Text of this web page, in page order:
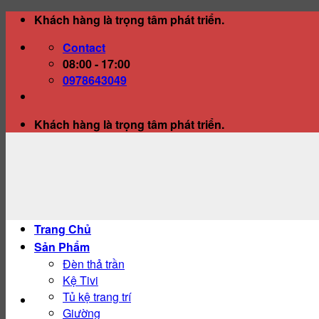
Skip
content
Khách hàng là trọng tâm phát triển.
Contact
08:00 - 17:00
0978643049
Khách hàng là trọng tâm phát triển.
Trang Chủ
Sản Phẩm
Đèn thả trần
Kệ Tivi
Tủ kệ trang trí
Giường